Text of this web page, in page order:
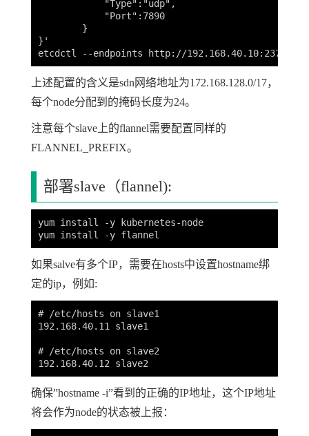
            "Type":"udp",
            "Port":7890
        }
}'
上述配置的含义是sdn网络地址为172.168.128.0/17，
每个node分配到的掩码长度为24。
注意每个slave上的flannel需要配置同样的
FLANNEL_PREFIX。
部署slave（flannel):
yum install -y kubernetes-node
如果salve有多个IP，需要在hosts中设置hostname绑
定的ip，例如:
# /etc/hosts on slave1
192.168.40.11 slave1
# /etc/hosts on slave2
确保”hostname -i”看到的正确的IP地址，这个IP地址
将会作为node的状态被上报：